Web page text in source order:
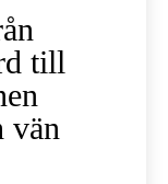
till
vän